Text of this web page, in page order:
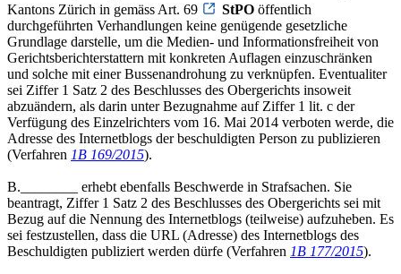
Kantons Zürich in gemäss Art. 69
StPO öffentlich
durchgeführten Verhandlungen keine genügende gesetzliche
Grundlage darstelle, um die Medien- und Informationsfreiheit von
Gerichtsberichterstattern mit konkreten Auflagen einzuschränken
und solche mit einer Bussenandrohung zu verknüpfen. Eventualiter
sei Ziffer 1 Satz 2 des Beschlusses des Obergerichts insoweit
abzuändern, als darin unter Bezugnahme auf Ziffer 1 lit. c der
Verfügung des Einzelrichters vom 16. Mai 2014 verboten werde, die
Adresse des Internetblogs der beschuldigten Person zu publizieren
(Verfahren 1B 169/2015).
B.________ erhebt ebenfalls Beschwerde in Strafsachen. Sie
beantragt, Ziffer 1 Satz 2 des Beschlusses des Obergerichts sei mit
Bezug auf die Nennung des Internetblogs (teilweise) aufzuheben. Es
sei festzustellen, dass die URL (Adresse) des Internetblogs des
Beschuldigten publiziert werden dürfe (Verfahren 1B 177/2015).